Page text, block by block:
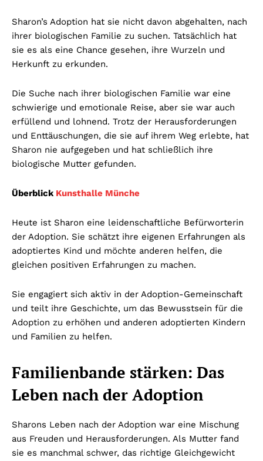
Sharon’s Adoption hat sie nicht davon abgehalten, nach
ihrer biologischen Familie zu suchen. Tatsächlich hat
sie es als eine Chance gesehen, ihre Wurzeln und
Herkunft zu erkunden.
Die Suche nach ihrer biologischen Familie war eine
schwierige und emotionale Reise, aber sie war auch
erfüllend und lohnend. Trotz der Herausforderungen
und Enttäuschungen, die sie auf ihrem Weg erlebte, hat
Sharon nie aufgegeben und hat schließlich ihre
biologische Mutter gefunden.
Überblick Kunsthalle Münche
Heute ist Sharon eine leidenschaftliche Befürworterin
der Adoption. Sie schätzt ihre eigenen Erfahrungen als
adoptiertes Kind und möchte anderen helfen, die
gleichen positiven Erfahrungen zu machen.
Sie engagiert sich aktiv in der Adoption-Gemeinschaft
und teilt ihre Geschichte, um das Bewusstsein für die
Adoption zu erhöhen und anderen adoptierten Kindern
und Familien zu helfen.
Familienbande stärken: Das
Leben nach der Adoption
Sharons Leben nach der Adoption war eine Mischung
aus Freuden und Herausforderungen. Als Mutter fand
sie es manchmal schwer, das richtige Gleichgewicht